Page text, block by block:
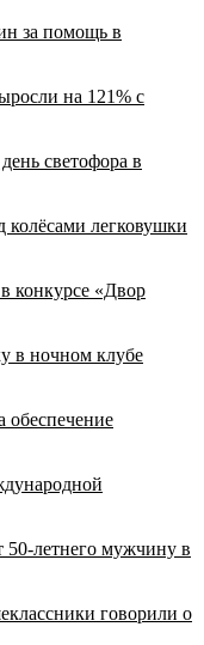
за помощь в
на 121% с
светофора в
колёсами легковушки
конкурсе «Двор
в ночном клубе
обеспечение
летнего мужчину в
говорили о